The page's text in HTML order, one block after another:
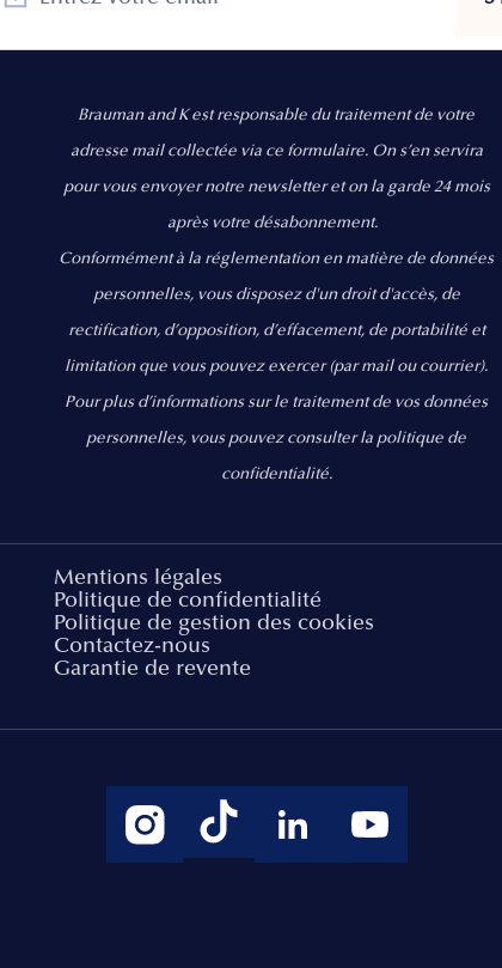
Brauman and K est responsable du traitement de votre
adresse mail collectée via ce formulaire. On s’en servira
pour vous envoyer notre newsletter et on la garde 24 mois
après votre désabonnement.
Conformément à la réglementation en matière de données
personnelles, vous disposez d'un droit d'accès, de
rectification, d’opposition, d’effacement, de portabilité et
limitation que vous pouvez exercer(par mail ou courrier).
Pour plus d’informations sur le traitement de vos données
personnelles, vous pouvez consulter la politique de
confidentialité.
Mentions légales
Politique de confidentialité
Politique de gestion des cookies
Contactez-nous
Garantie de revente